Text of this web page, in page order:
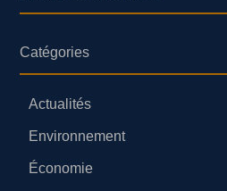
Catégories
Actualités
Environnement
Économie